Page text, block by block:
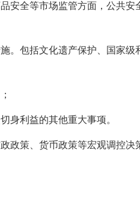
安全等市场监管方面，公共
。包括文化遗产保护、国家
身利益的其他重大事项。
政策、货币政策等宏观调控